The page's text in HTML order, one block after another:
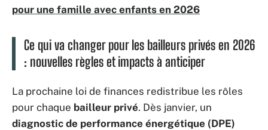
pour une famille avec enfants en 2026
Ce qui va changer pour les bailleurs privés en 2026
: nouvelles règles et impacts à anticiper
La prochaine loi de finances redistribue les rôles
pour chaque bailleur privé. Dès janvier, un
diagnostic de performance énergétique (DPE)